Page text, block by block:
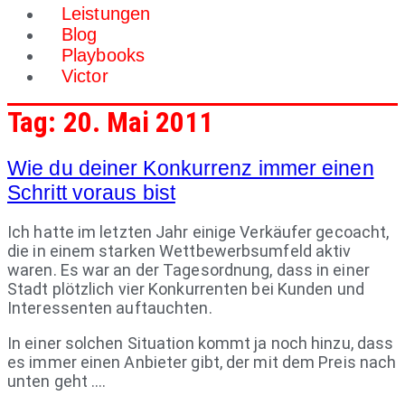
Leistungen
Blog
Playbooks
Victor
Tag: 20. Mai 2011
Wie du deiner Konkurrenz immer einen
Schritt voraus bist
Ich hatte im letzten Jahr einige Verkäufer gecoacht,
die in einem starken Wettbewerbsumfeld aktiv
waren. Es war an der Tagesordnung, dass in einer
Stadt plötzlich vier Konkurrenten bei Kunden und
Interessenten auftauchten.
In einer solchen Situation kommt ja noch hinzu, dass
es immer einen Anbieter gibt, der mit dem Preis nach
unten geht ….